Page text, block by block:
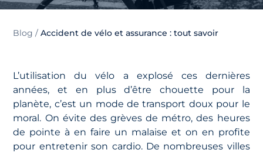
Blog /Accident de vélo et assurance : tout savoir
L’utilisation du vélo a explosé ces dernières
années, et en plus d’être chouette pour la
planète, c’est un mode de transport doux pour le
moral. On évite des grèves de métro, des heures
de pointe à en faire un malaise et on en profite
pour entretenir son cardio. De nombreuses villes